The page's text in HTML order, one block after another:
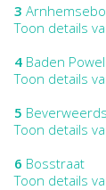
3
Toon details
4 Baden
Toon details
5
Toon details
6 Bosstraat
Toon details